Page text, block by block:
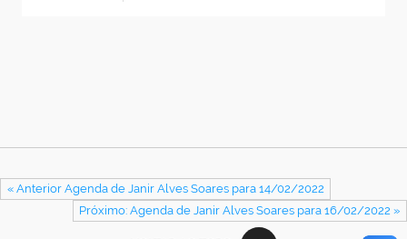
« Anterior Agenda de Janir Alves Soares para 14/02/2022
Próximo: Agenda de Janir Alves Soares para 16/02/2022 »